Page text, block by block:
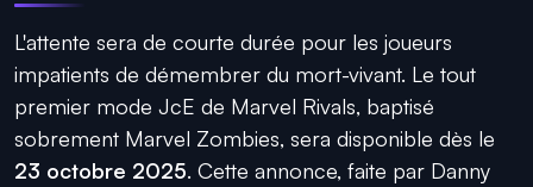
L'attente sera de courte durée pour les joueurs
impatients de démembrer du mort-vivant. Le tout
premier mode JcE de Marvel Rivals, baptisé
sobrement Marvel Zombies, sera disponible dès le
23 octobre 2025. Cette annonce, faite par Danny